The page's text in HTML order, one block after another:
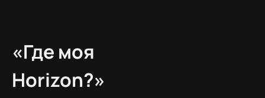
«Где моя
Horizon?»